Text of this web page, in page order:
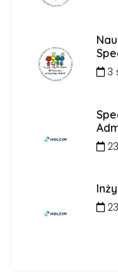
3